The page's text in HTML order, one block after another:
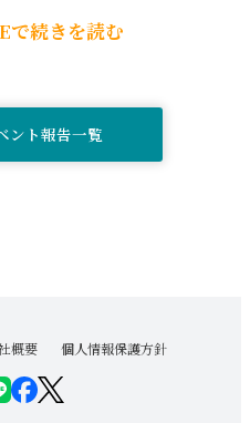
続きを読む
ント報告一覧
概要 個人情報保護方針